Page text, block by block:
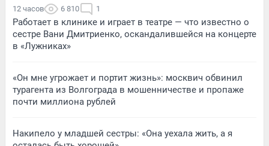
12 часов 6 810 1
Работает в клинике и играет в театре — что известно о
сестре Вани Дмитриенко, оскандалившейся на концерте
в «Лужниках»
«Он мне угрожает и портит жизнь»: москвич обвинил
турагента из Волгограда в мошенничестве и пропаже
почти миллиона рублей
Накипело у младшей сестры: «Она уехала жить, а я